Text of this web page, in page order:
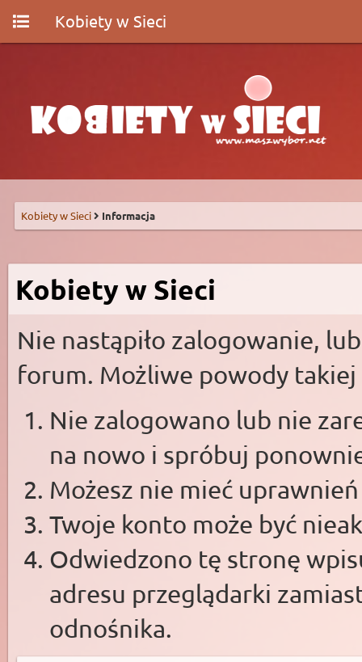
Kobiety w Sieci
Kobiety w Sieci Informacja
Kobiety w Sieci
Nie nastąpiło zalogowanie,
forum. Możliwe powody takiej
Nie zalogowano lub nie
na nowo i spróbuj
Możesz nie mieć
Twoje konto może być
Odwiedzono tę stronę
adresu przeglądarki
odnośnika.